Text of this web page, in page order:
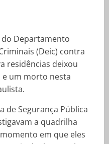
do Departamento
(Deic) contra
residências deixou
um morto nesta
de Segurança Pública
a quadrilha
em que eles